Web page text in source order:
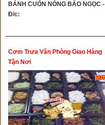
BÁNH CUỐN NÓNG BẢO NGỌC -
Đ/c:
Cơm Trưa Văn Phòng Giao Hàng
Tận Nơi